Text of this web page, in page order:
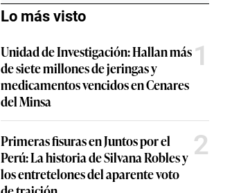
Lo más visto
Unidad de Investigación: Hallan más
de siete millones de jeringas y
medicamentos vencidos en Cenares
del Minsa
1
Primeras fisuras en Juntos por el
Perú: La historia de Silvana Robles y
los entretelones del aparente voto
2